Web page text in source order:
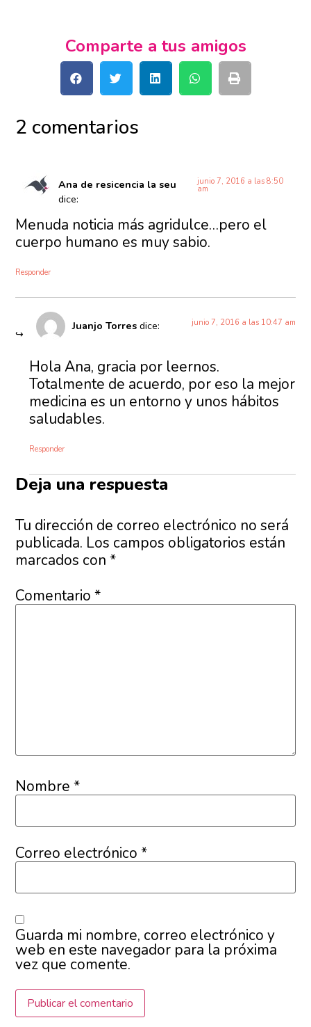
Comparte a tus amigos
2 comentarios
Ana de resicencia la seu
dice:
junio 7, 2016 a las 8:50
am
Menuda noticia más agridulce…pero el
cuerpo humano es muy sabio.
Responder
Juanjo Torres dice: junio 7, 2016 a las 10:47 am
Hola Ana, gracia por leernos.
Totalmente de acuerdo, por eso la mejor
medicina es un entorno y unos hábitos
saludables.
Responder
Deja una respuesta
Tu dirección de correo electrónico no será
publicada. Los campos obligatorios están
marcados con*
Comentario*
Nombre*
Correo electrónico*
Guarda mi nombre, correo electrónico y
web en este navegador para la próxima
vez que comente.